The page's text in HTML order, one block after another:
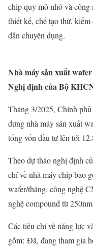
chip quy mô nhỏ và công
thiết kế, chế tạo thử,
dẫn chuyên dụng.
Nhà máy sản xuất
Nghị định của Bộ
Tháng 3/2025, Chính
dựng nhà máy sản xuất
tổng vốn đầu tư lên tới
Theo dự thảo nghị định
chí về nhà máy chip bao
wafer/tháng, công nghệ
nghệ compound từ
Các tiêu chí về năng lực
gồm: Đã, đang tham gia